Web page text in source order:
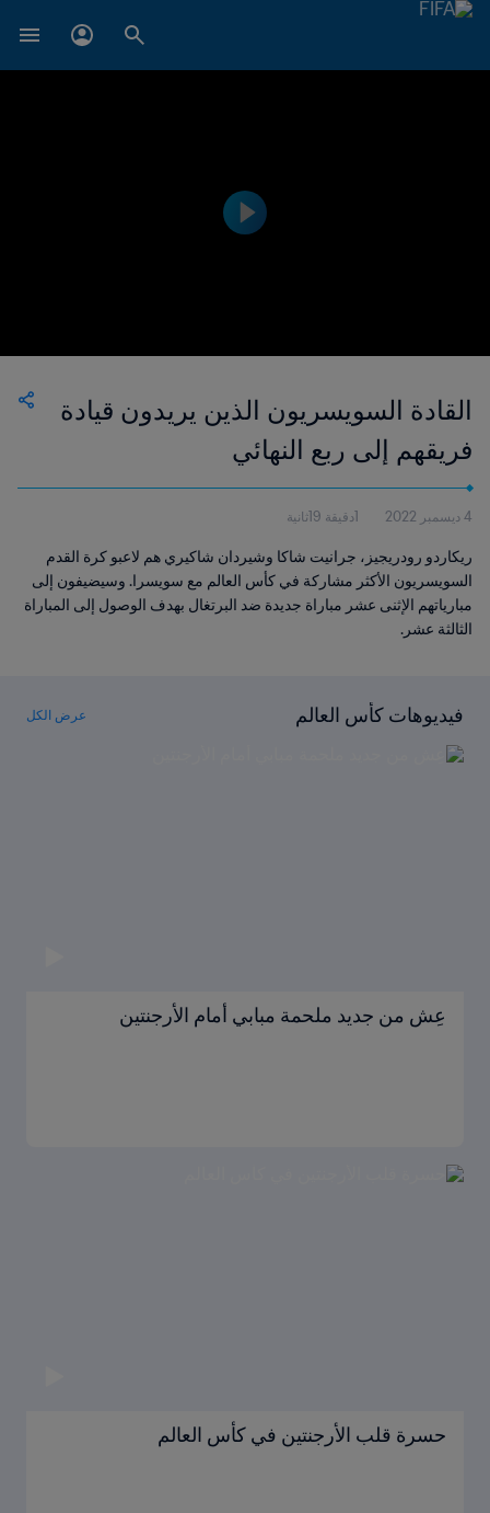
القادة السويسريون الذين يريدون قيادة
فريقهم إلى ربع النهائي
4 ديسمبر 2022 1دقيقة 19ثانية
ريكاردو رودريجيز، جرانيت شاكا وشيردان شاكيري هم لاعبو كرة القدم
السويسريون الأكثر مشاركة في كأس العالم مع سويسرا. وسيضيفون إلى
مبارياتهم الإثنى عشر مباراة جديدة ضد البرتغال بهدف الوصول إلى المباراة
الثالثة عشر.
فيديوهات كأس العالم عرض الكل
عِش من جديد ملحمة مبابي أمام الأرجنتين
حسرة قلب الأرجنتين في كأس العالم